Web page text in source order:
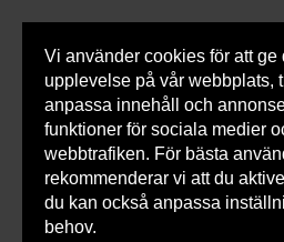
Vi använder cookies för att ge
upplevelse på vår webbplats,
anpassa innehåll och
funktioner för sociala medier
webbtrafiken. För bästa
rekommenderar vi att du
du kan också anpassa
behov.
0
Du
här:
Armatec > Produkter > Kyla
Slangsats AT 5745-